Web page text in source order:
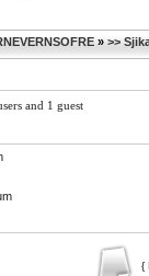
» >>
and 1 guest
{